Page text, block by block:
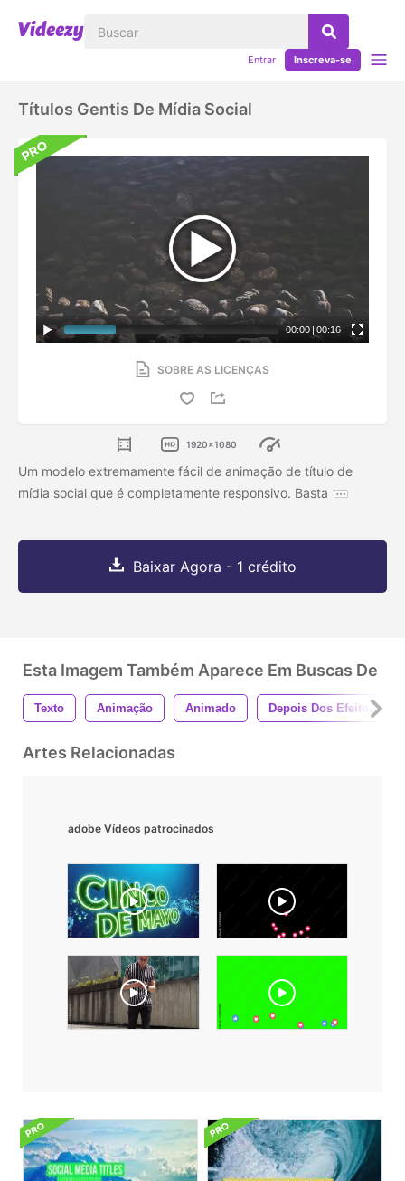
Entrar Inscreva-se
Títulos Gentis De Mídia Social
00:00 | 00:16
SOBRE AS LICENÇAS
1920x1080
Um modelo extremamente fácil de animação de título de
mídia social que é completamente responsivo. Basta
Baixar Agora - 1 crédito
Esta Imagem Também Aparece Em Buscas De
Texto Animação Animado Depois Dos Efeitos
Artes Relacionadas
adobe Vídeos patrocinados